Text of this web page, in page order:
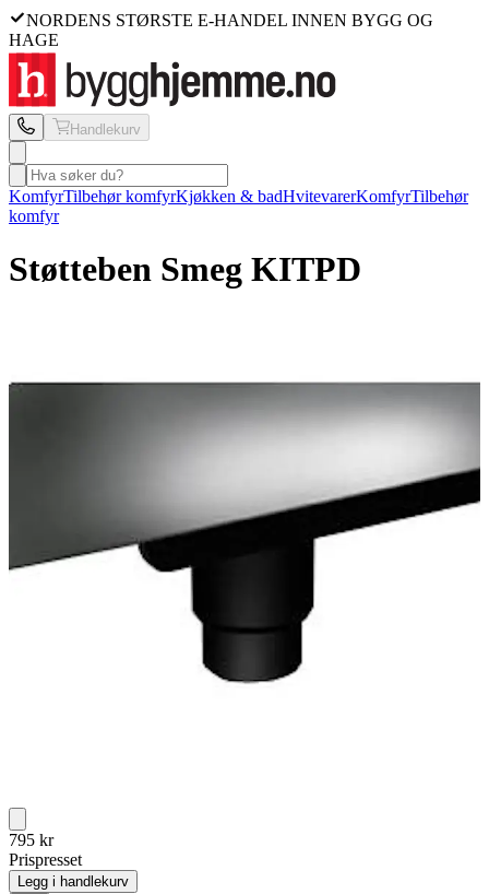
NORDENS STØRSTE E-HANDEL INNEN BYGG OG
HAGE
Handlekurv
KomfyrTilbehør komfyrKjøkken & badHvitevarerKomfyrTilbehør
komfyr
Støtteben Smeg KITPD
795 kr
Prispresset
Legg i handlekurv